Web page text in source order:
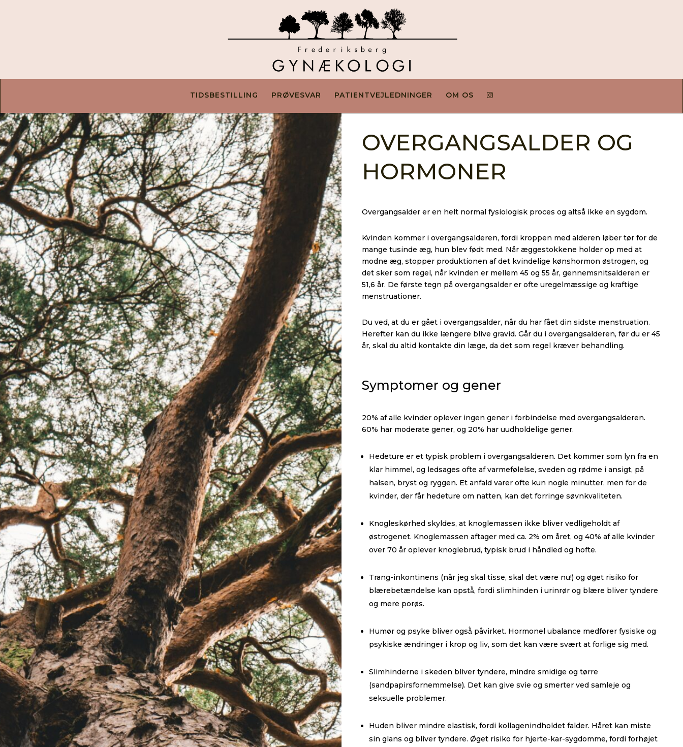
TIDSBESTILLING PRØVESVAR PATIENTVEJLEDNINGER OM OS
OVERGANGSALDER OG
HORMONER
Overgangsalder er en helt normal fysiologisk proces og altså ikke en sygdom.
Kvinden kommer i overgangsalderen, fordi kroppen med alderen løber tør for de
mange tusinde æg, hun blev født med. Når æggestokkene holder op med at
modne æg, stopper produktionen af det kvindelige kønshormon østrogen, og
det sker som regel, når kvinden er mellem 45 og 55 år, gennemsnitsalderen er
51,6 år. De første tegn på overgangsalder er ofte uregelmæssige og kraftige
menstruationer.
Du ved, at du er gået i overgangsalder, når du har fået din sidste menstruation.
Herefter kan du ikke længere blive gravid. Går du i overgangsalderen, før du er 45
år, skal du altid kontakte din læge, da det som regel kræver behandling.
Symptomer og gener
20% af alle kvinder oplever ingen gener i forbindelse med overgangsalderen.
60% har moderate gener, og 20% har uudholdelige gener.
Hedeture er et typisk problem i overgangsalderen. Det kommer som lyn fra en
klar himmel, og ledsages ofte af varmefølelse, sveden og rødme i ansigt, på
halsen, bryst og ryggen. Et anfald varer ofte kun nogle minutter, men for de
kvinder, der får hedeture om natten, kan det forringe søvnkvaliteten.
Knogleskørhed skyldes, at knoglemassen ikke bliver vedligeholdt af
østrogenet. Knoglemassen aftager med ca. 2% om året, og 40% af alle kvinder
over 70 år oplever knoglebrud, typisk brud i håndled og hofte.
Trang-inkontinens (når jeg skal tisse, skal det være nu!) og øget risiko for
blærebetændelse kan opstå̊, fordi slimhinden i urinrør og blære bliver tyndere
og mere porøs.
Humør og psyke bliver også̊ påvirket. Hormonel ubalance medfører fysiske og
psykiske ændringer i krop og liv, som det kan være svært at forlige sig med.
Slimhinderne i skeden bliver tyndere, mindre smidige og tørre
(sandpapirsfornemmelse). Det kan give svie og smerter ved samleje og
seksuelle problemer.
Huden bliver mindre elastisk, fordi kollagenindholdet falder. Håret kan miste
sin glans og bliver tyndere. Øget risiko for hjerte-kar-sygdomme, fordi forhøjet